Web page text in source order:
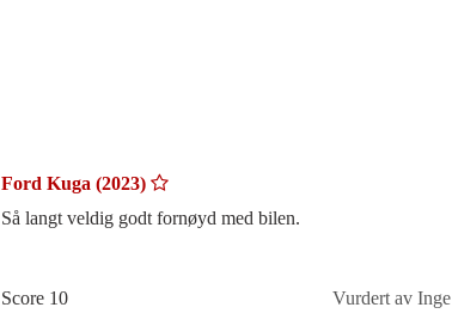
Ford Kuga (2023)
Så langt veldig godt fornøyd med bilen.
Score 10 Vurdert av Inge